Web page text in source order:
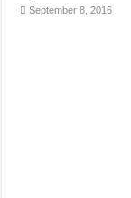
September 8, 2016